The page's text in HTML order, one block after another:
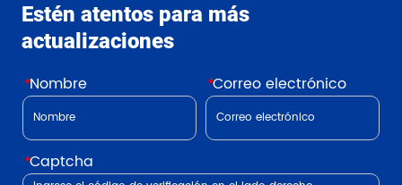
Estén atentos para más
actualizaciones
*Nombre *Correo electrónico
*Captcha